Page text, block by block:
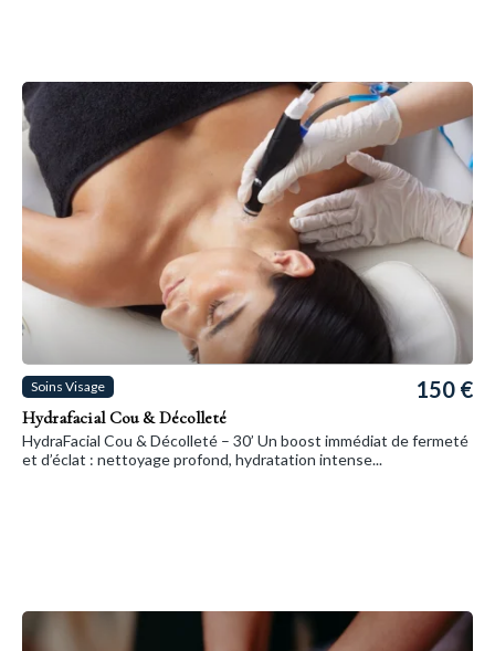
Soins Visage
Hydrafacial Cou & Décolleté
150 €
HydraFacial Cou & Décolleté – 30’ Un boost immédiat de fermeté
et d’éclat : nettoyage profond, hydratation intense...